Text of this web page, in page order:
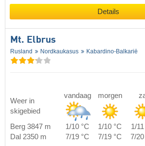
Details
Mt. Elbrus
Rusland Nordkaukasus Kabardino-Balkarië
Weer in
skigebied
vandaag morgen
Berg 3847 m 1/10 °C 1/10 °C 1/
Dal 2350 m
7/19 °C 7/19 °C 7/20